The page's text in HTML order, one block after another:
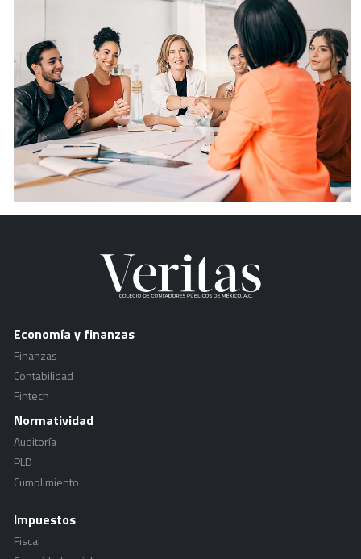
Economía y finanzas
Finanzas
Contabilidad
Fintech
Normatividad
Auditoría
PLD
Cumplimiento
Impuestos
Fiscal